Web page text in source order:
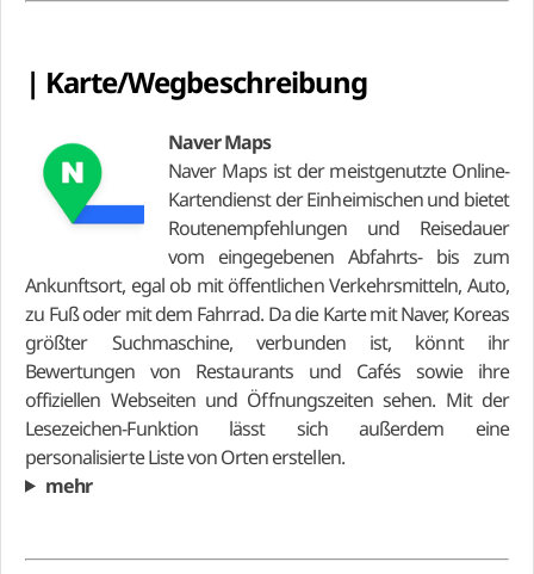
| Karte/Wegbeschreibung
Naver Maps
Naver Maps ist der meistgenutzte Online-
Kartendienst der Einheimischen und bietet
Routenempfehlungen und Reisedauer
vom eingegebenen Abfahrts- bis zum
Ankunftsort, egal ob mit öffentlichen Verkehrsmitteln, Auto,
zu Fuß oder mit dem Fahrrad. Da die Karte mit Naver, Koreas
größter Suchmaschine, verbunden ist, könnt ihr
Bewertungen von Restaurants und Cafés sowie ihre
offiziellen Webseiten und Öffnungszeiten sehen. Mit der
Lesezeichen-Funktion lässt sich außerdem eine
personalisierte Liste von Orten erstellen.
mehr